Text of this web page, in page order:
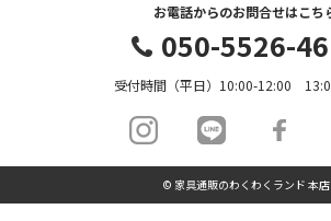
お電話からのお問合せはこち
050-5526-
受付時間（平日）10:00-12:00
© 家具通販のわくわくランド 本店